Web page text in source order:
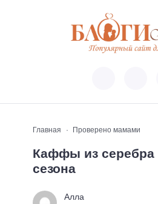
Главная Проверено мамами
Каффы из серебра
сезона
Алла